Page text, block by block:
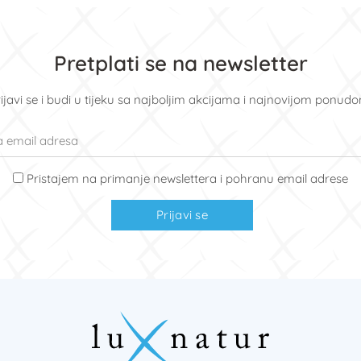
Pretplati se na newsletter
se i budi u tijeku sa najboljim akcijama i najnovijom
Pristajem na primanje newslettera i pohranu email adrese
Prijavi se